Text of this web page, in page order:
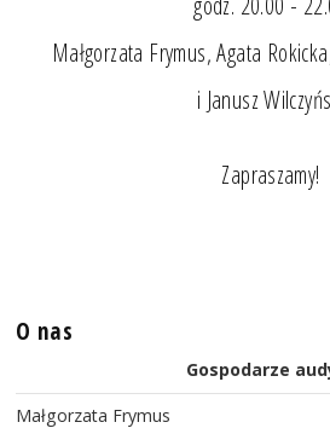
Małgorzata Frymus, Agata
i Janusz
Zapraszamy!
O nas
Gospodarze
Małgorzata Frymus